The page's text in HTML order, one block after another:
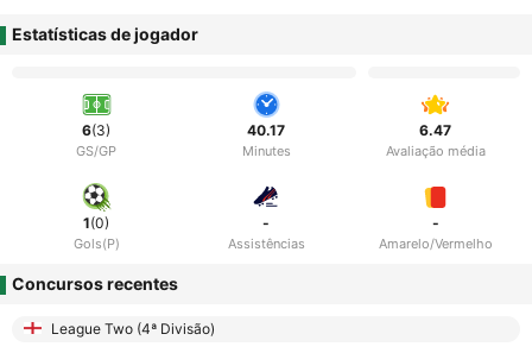
Estatísticas de jogador
6(3)
GS/GP
40.17
Minutes
6.47
Avaliação média
1(0)
Gols(P)
-
Assistências
-
Amarelo/Vermelho
Concursos recentes
League Two (4ª Divisão)